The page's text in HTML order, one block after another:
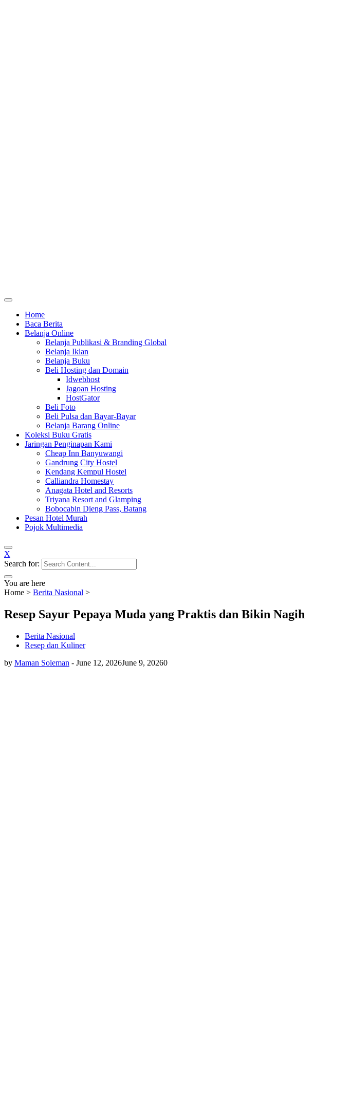
Home
Baca Berita
Belanja Online
Belanja Publikasi & Branding Global
Belanja Iklan
Belanja Buku
Beli Hosting dan Domain
Idwebhost
Jagoan Hosting
HostGator
Beli Foto
Beli Pulsa dan Bayar-Bayar
Belanja Barang Online
Koleksi Buku Gratis
Jaringan Penginapan Kami
Cheap Inn Banyuwangi
Gandrung City Hostel
Kendang Kempul Hostel
Calliandra Homestay
Anagata Hotel and Resorts
Triyana Resort and Glamping
Bobocabin Dieng Pass, Batang
Pesan Hotel Murah
Pojok Multimedia
X
Search for:
You are here
Home > Berita Nasional >
Resep Sayur Pepaya Muda yang Praktis dan Bikin Nagih
Berita Nasional
Resep dan Kuliner
by Maman Soleman - June 12, 2026June 9, 20260